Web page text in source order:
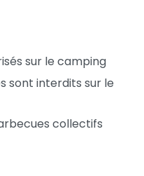
sur le camping
sont interdits sur le
collectifs